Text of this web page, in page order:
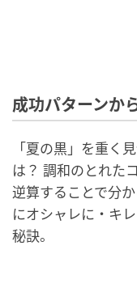
成功パターンか
「夏の黒」を重く
は？ 調和のとれた
逆算することで分
にオシャレに・キ
秘訣。